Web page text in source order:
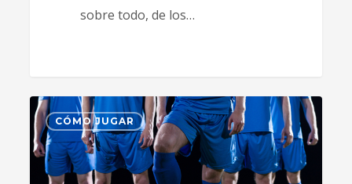
sobre todo, de los…
CÓMO JUGAR 2